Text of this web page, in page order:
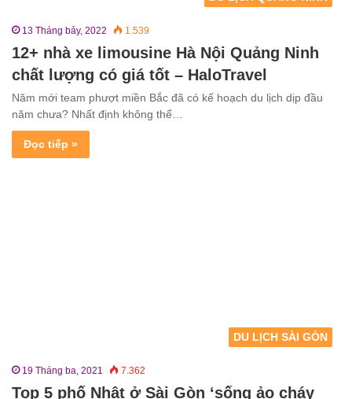
13 Tháng bảy, 2022 1.539
12+ nhà xe limousine Hà Nội Quảng Ninh
chất lượng có giá tốt – HaloTravel
Năm mới team phượt miền Bắc đã có kế hoạch du lịch dịp đầu
năm chưa? Nhất định không thể…
Đọc tiếp »
DU LỊCH SÀI GÒN
19 Tháng ba, 2021 7.362
Top 5 phố Nhật ở Sài Gòn ‘sống ảo cháy